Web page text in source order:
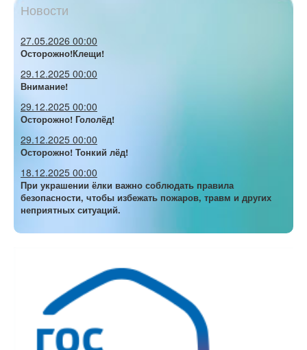
Новости
27.05.2026 00:00
Осторожно!Клещи!
29.12.2025 00:00
Внимание!
29.12.2025 00:00
Осторожно! Гололёд!
29.12.2025 00:00
Осторожно! Тонкий лёд!
18.12.2025 00:00
При украшении ёлки важно соблюдать правила
безопасности, чтобы избежать пожаров, травм и других
неприятных ситуаций.